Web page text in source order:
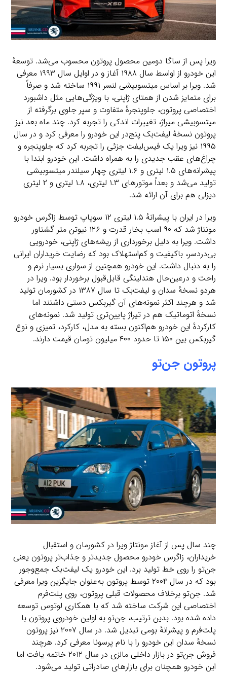
ویرا پس از ساگا دومین محصول پروتون محسوب می‌شد. توسعهٔ
این خودرو از اواسط سال ۱۹۸۸ آغاز و در اوایل سال ۱۹۹۳ معرفی
شد. ویرا بر اساس میتسوبیشی لنسر ۱۹۹۱ ساخته شد و صرفاً
برای متمایز شدن از همتای ژاپنی، با ویژگی‌هایی مثل داشبورد
اختصاصی پروتون، جلوپنجرهٔ متفاوت و سپر جلوی برگرفته از
میتسوبیشی میراژ، تغییرات اندکی را تجربه کرد. چند ماه بعد نیز
پروتون نسخهٔ لیفت‌بک پنج‌در این خودرو را معرفی کرد و در سال
۱۹۹۵ نیز ویرا یک فیس‌لیفت جزئی را تجربه کرد که جلوپنجره و
چراغ‌های عقب جدیدی را به همراه داشت. این خودرو ابتدا با
پیشرانه‌های ۱.۵ لیتری و ۱.۶ لیتری چهار سیلندر میتسوبیشی
تولید می‌شد و بعداً موتورهای ۱.۳ لیتری، ۱.۸ لیتری و ۲ لیتری
دیزلی هم برای آن ارائه شد.
ویرا در ایران با پیشرانهٔ ۱.۵ لیتری ۱۲ سوپاپ توسط زاگرس خودرو
مونتاژ شد که ۹۰ اسب بخار قدرت و ۱۲۶ نیوتن متر گشتاور
داشت. ویرا به دلیل برخورداری از ریشه‌های ژاپنی، خودرویی
بی‌دردسر، باکیفیت و کم‌استهلاک بود که رضایت خریداران ایرانی
را به دنبال داشت. این خودرو همچنین از سواری بسیار نرم و
راحت و درعین‌حال هندلینگی قابل‌قبول برخوردار بود. ویرا در
هردو نسخهٔ سدان و لیفت‌بک تا سال ۱۳۸۷ در کشورمان تولید
شد و هرچند اکثر نمونه‌های آن گیربکس دستی داشتند اما
نسخهٔ اتوماتیک هم در تیراژ پایین‌تری تولید شد. نمونه‌های
کارکردهٔ این خودرو هم‌اکنون بسته به مدل، کارکرد، تمیزی و نوع
گیربکس بین ۱۵۰ تا حدود ۴۰۰ میلیون تومان قیمت دارند.
پروتون جن‌تو
چند سال پس از آغاز مونتاژ ویرا در کشورمان و استقبال
خریداران، زاگرس خودرو محصول جدیدتر و جذاب‌تر پروتون یعنی
جن‌تو را روی خط تولید برد. این خودرو یک لیفت‌بک جمع‌وجور
بود که در سال ۲۰۰۴ توسط پروتون به‌عنوان جایگزین ویرا معرفی
شد. جن‌تو برخلاف محصولات قبلی پروتون، روی پلت‌فرم
اختصاصی این شرکت ساخته شد که با همکاری لوتوس توسعه
داده شده بود. بدین ترتیب، جن‌تو به اولین خودروی پروتون با
پلت‌فرم و پیشرانهٔ بومی تبدیل شد. در سال ۲۰۰۷ نیز پروتون
نسخهٔ سدان این خودرو را با نام پرسونا معرفی کرد. هرچند
فروش جن‌تو در بازار داخلی مالزی در سال ۲۰۱۲ خاتمه یافت اما
این خودرو همچنان برای بازارهای صادراتی تولید می‌شود.